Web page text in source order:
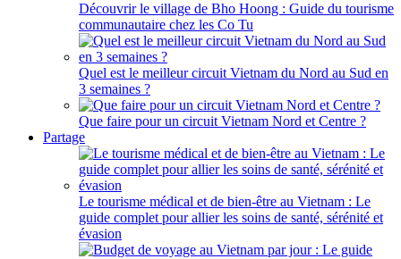
Découvrir le village de Bho Hoong : Guide du tourisme
communautaire chez les Co Tu
Quel est le meilleur circuit Vietnam du Nord au Sud en
3 semaines ?
Que faire pour un circuit Vietnam Nord et Centre ?
Partage
Le tourisme médical et de bien-être au Vietnam : Le
guide complet pour allier les soins de santé, sérénité et
évasion